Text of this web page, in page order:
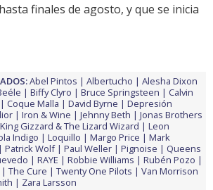
finales de agosto, y que se inicia
Abel Pintos Albertucho
Alesha Dixon
Biffy Clyro Bruce Springsteen
Calvin
Coque Malla David Byrne
Depresión
Iron & Wine Jehnny Beth
Jonas Brothers
King Gizzard & The Lizard Wizard
Leon
Indigo Loquillo Margo Price
Mark
Patrick Wolf Paul Weller Pignoise
Queens
RAYE Robbie Williams
Rubén Pozo
The Cure Twenty One Pilots
Van Morrison
Zara Larsson